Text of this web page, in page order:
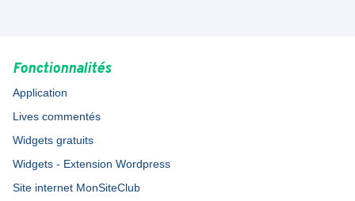
Fonctionnalités
Application
Lives commentés
Widgets gratuits
Widgets - Extension Wordpress
Site internet MonSiteClub